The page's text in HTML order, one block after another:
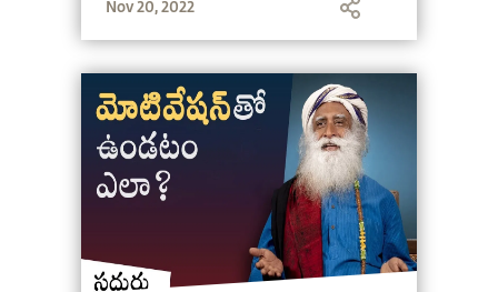
"మట్టిని రక్షించు" వాలంటీర్లు చాలా బాధపడ్డారు.
Nov 20, 2022